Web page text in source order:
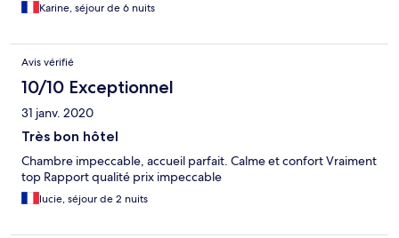
Karine, séjour de 6 nuits
Avis vérifié
10/10 Exceptionnel
31 janv. 2020
Très bon hôtel
Chambre impeccable, accueil parfait. Calme et confort Vraiment
top Rapport qualité prix impeccable
lucie, séjour de 2 nuits